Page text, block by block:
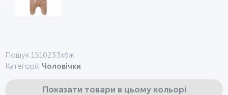
Пошук 1510233хбж
Категорія Чоловічки
Показати товари в цьому кольорі